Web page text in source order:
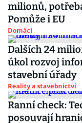
milionů,
Pomůže i EU
Domácí
Dalších 24
úkol rozvoj informačního systému pro
stavební úřady
Reality a stavebnictví
Ranní check:
posouvají